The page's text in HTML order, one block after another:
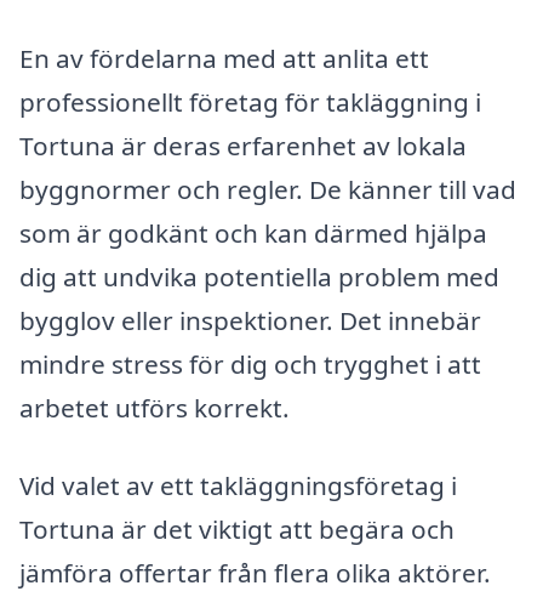
En av fördelarna med att anlita ett
professionellt företag för takläggning i
Tortuna är deras erfarenhet av lokala
byggnormer och regler. De känner till vad
som är godkänt och kan därmed hjälpa
dig att undvika potentiella problem med
bygglov eller inspektioner. Det innebär
mindre stress för dig och trygghet i att
arbetet utförs korrekt.
Vid valet av ett takläggningsföretag i
Tortuna är det viktigt att begära och
jämföra offertar från flera olika aktörer.